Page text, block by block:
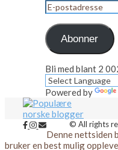
E-
postadresse
Abonner
Bli med blant 2
Powered by
© All rights
Denne nettsiden
bruker en best mulig